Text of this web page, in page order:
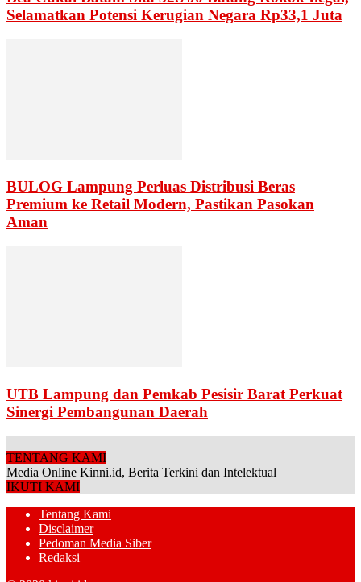
Selamatkan Potensi Kerugian Negara Rp33,1 Juta
BULOG Lampung Perluas Distribusi Beras
Premium ke Retail Modern, Pastikan Pasokan
Aman
UTB Lampung dan Pemkab Pesisir Barat Perkuat
Sinergi Pembangunan Daerah
TENTANG KAMI
Media Online Kinni.id, Berita Terkini dan Intelektual
IKUTI KAMI
Tentang Kami
Disclaimer
Pedoman Media Siber
Redaksi